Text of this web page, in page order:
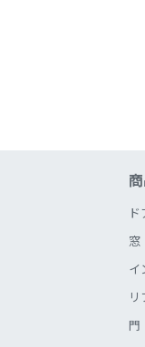
窓
イ
門